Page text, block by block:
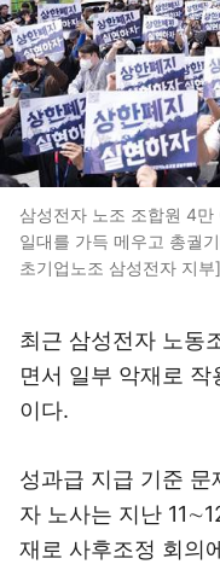
삼성전자 노조 조합원 4
일대를 가득 메우고 총궐
초기업노조 삼성전자 지부]
최근 삼성전자 노동
면서 일부 악재로
이다.
성과급 지급 기준 문
자 노사는 지난
재로 사후조정 회의